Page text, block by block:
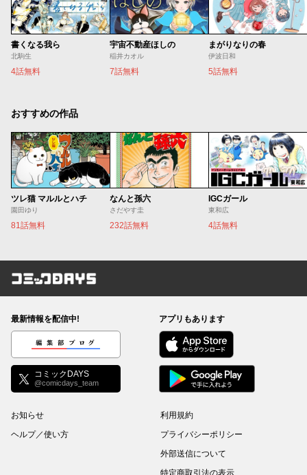
書くなる我ら
北駒生
4話無料
宇宙不動産ほしの
稲井カオル
7話無料
まがりなりの春
伊波日和
5話無料
おすすめの作品
ツレ猫 マルルとハチ
園田ゆり
81話無料
なんと孫六
さだやす圭
232話無料
IGCガール
東和広
4話無料
コミックDAYS
最新情報を配信中!
編集部ブログ
コミックDAYS
@comicdays_team
アプリもあります
お知らせ
ヘルプ／使い方
利用規約
プライバシーポリシー
外部送信について